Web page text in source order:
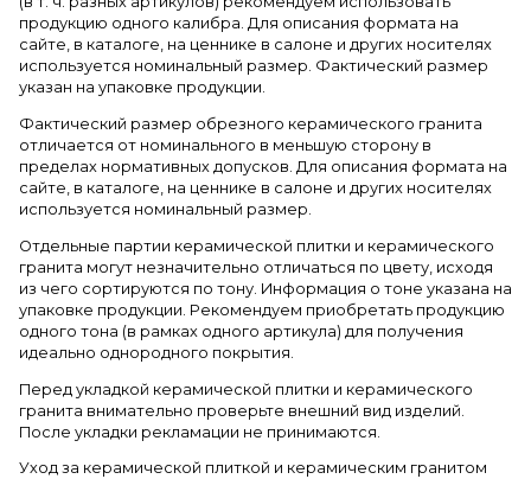
продукцию одного калибра. Для описания формата на
сайте, в каталоге, на ценнике в салоне и других носителях
используется номинальный размер. Фактический размер
указан на упаковке продукции.
Фактический размер обрезного керамического гранита
отличается от номинального в меньшую сторону в
пределах нормативных допусков. Для описания формата на
сайте, в каталоге, на ценнике в салоне и других носителях
используется номинальный размер.
Отдельные партии керамической плитки и керамического
гранита могут незначительно отличаться по цвету, исходя
из чего сортируются по тону. Информация о тоне указана на
упаковке продукции. Рекомендуем приобретать продукцию
одного тона (в рамках одного артикула) для получения
идеально однородного покрытия.
Перед укладкой керамической плитки и керамического
гранита внимательно проверьте внешний вид изделий.
После укладки рекламации не принимаются.
Уход за керамической плиткой и керамическим гранитом